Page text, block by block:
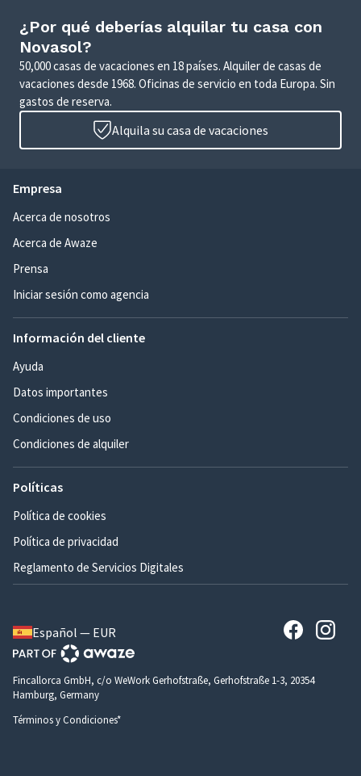
¿Por qué deberías alquilar tu casa con
Novasol?
50,000 casas de vacaciones en 18 países. Alquiler de casas de
vacaciones desde 1968. Oficinas de servicio en toda Europa. Sin
gastos de reserva.
Alquila su casa de vacaciones
Empresa
Acerca de nosotros
Acerca de Awaze
Prensa
Iniciar sesión como agencia
Información del cliente
Ayuda
Datos importantes
Condiciones de uso
Condiciones de alquiler
Políticas
Política de cookies
Política de privacidad
Reglamento de Servicios Digitales
Español — EUR
Fincallorca GmbH, c/o WeWork Gerhofstraße, Gerhofstraße 1-3, 20354
Hamburg, Germany
Términos y Condiciones*